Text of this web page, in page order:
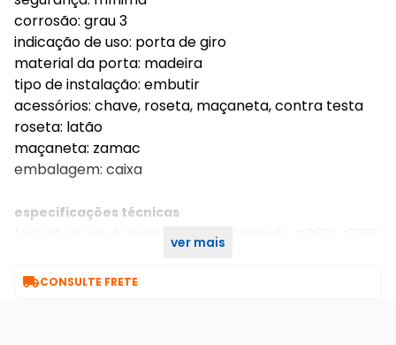
corrosão: grau 3
indicação de uso: porta de giro
material da porta: madeira
tipo de instalação: embutir
acessórios: chave, roseta, maçaneta, contra testa
roseta: latão
maçaneta: zamac
embalagem: caixa
especificações técnicas
fechadura nebula banheiro 55mm cromado m0901z r0066
ver mais
CONSULTE FRETE